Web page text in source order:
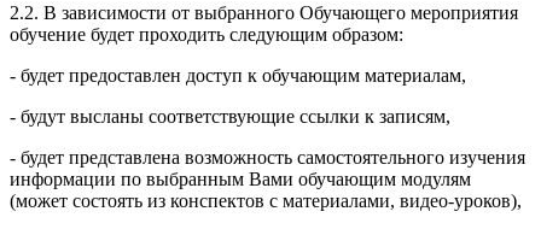
2.2. В зависимости от выбранного Обучающего мероприятия
обучение будет проходить следующим образом:
- будет предоставлен доступ к обучающим материалам,
- будут высланы соответствующие ссылки к записям,
- будет представлена возможность самостоятельного изучения
информации по выбранным Вами обучающим модулям
(может состоять из конспектов с материалами, видео-уроков),